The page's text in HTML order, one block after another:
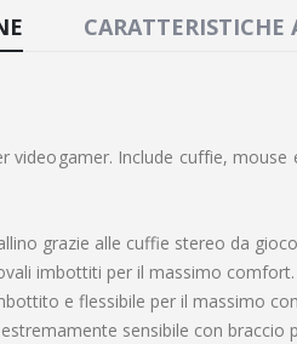
CARATTERISTICHE
videogamer. Include cuffie, mouse
grazie alle cuffie stereo da
imbottiti per il massimo comfort.
e flessibile per il massimo
sensibile con braccio